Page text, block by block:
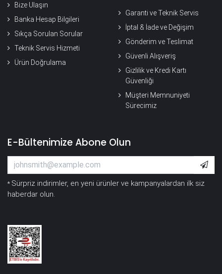
Bize Ulaşın
Banka Hesap Bilgileri
Sıkça Sorulan Sorular
Teknik Servis Hizmeti
Ürün Doğrulama
Garanti ve Teknik Servis
İptal & İade ve Değişim
Gönderim ve Teslimat
Güvenli Alışveriş
Gizlilik ve Kredi Kartı
Güvenliği
Müşteri Memnuniyeti
Sürecimiz
E-Bültenimize Abone Olun
* Sürpriz indirimler, en yeni ürünler ve kampanyalardan ilk siz
haberdar olun.